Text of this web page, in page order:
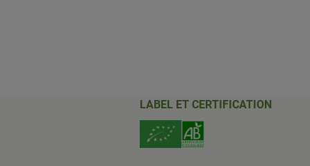
LABEL ET CERTIFICATION